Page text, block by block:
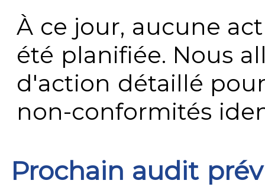
À ce jour, aucune
été planifiée. Nous
d'action détaillé
non-conformités
Prochain audit